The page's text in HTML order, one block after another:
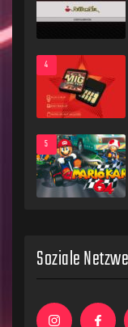
Soziale